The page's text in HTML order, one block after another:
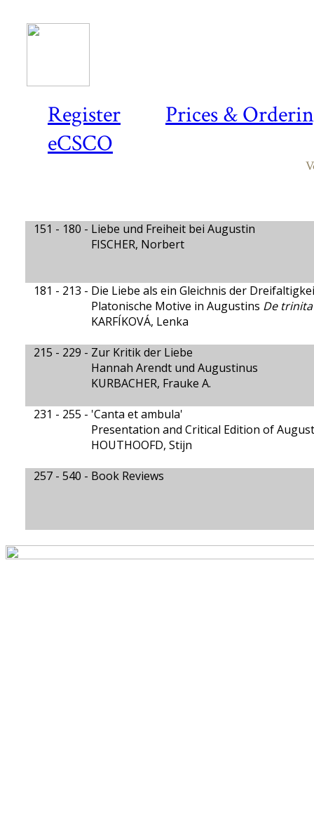
Register
Prices &
eCSCO
151 - 180 - Liebe und Freiheit bei Augustin
FISCHER, Norbert
181 - 213 - Die Liebe als ein Gleichnis der
Platonische Motive in Augustins De
KARFÍKOVÁ, Lenka
215 - 229 - Zur Kritik der Liebe
Hannah Arendt und Augustinus
KURBACHER, Frauke A.
231 - 255 - 'Canta et ambula'
Presentation and Critical Edition of
HOUTHOOFD, Stijn
257 - 540 - Book Reviews